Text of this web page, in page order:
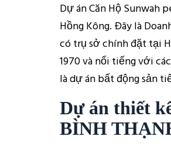
Dự án Căn Hộ Sunwah
Hồng Kông. Đây là
có trụ sở chính đặt tại
1970 và nổi tiếng với
là dự án bất động sản
Dự án thiết
BÌNH